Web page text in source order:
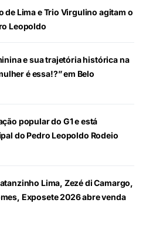
de Lima e Trio Virgulino agitam o
Leopoldo
e sua trajetória histórica na
é essa!?” em Belo
popular do G1 e está
do Pedro Leopoldo Rodeio
Lima, Zezé di Camargo,
Exposete 2026 abre venda